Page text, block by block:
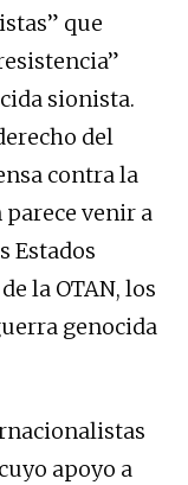
que
sionista.
del
contra la
venir a
Estados
la OTAN, los
genocida
apoyo a